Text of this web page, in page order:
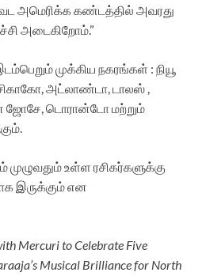
அமெரிக்க கண்டத்தில் அவரது
அடைகிறோம்.”
முக்கிய நகரங்கள் : நியூ
அட்லாண்டா, டாலஸ் ,
ஜோசே, டொரான்டோ மற்றும்
உள்ள ரசிகர்களுக்கு
இருக்கும் என
Mercuri to Celebrate Five
Musical Brilliance for North